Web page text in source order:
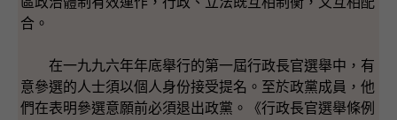
合。
在一九九六年年底舉行的第一屆行政長官選舉中，有
意參選的人士須以個人身份接受提名。至於政黨成員，他
們在表明參選意願前必須退出政黨。《行政長官選舉條例